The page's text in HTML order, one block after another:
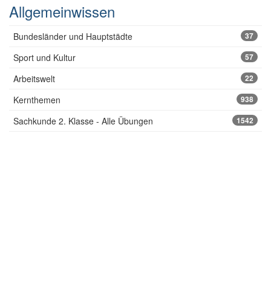
Allgemeinwissen
Bundesländer und Hauptstädte 37
Sport und Kultur 57
Arbeitswelt 22
Kernthemen 938
Sachkunde 2. Klasse - Alle Übungen 1542